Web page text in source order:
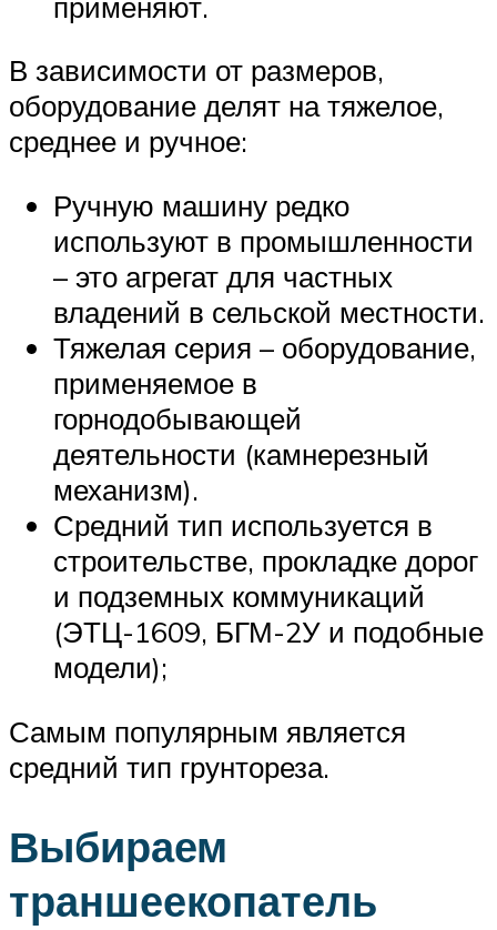
В зависимости от размеров,
оборудование делят на тяжелое,
среднее и ручное:
Ручную машину редко
используют в промышленности
– это агрегат для частных
владений в сельской местности.
Тяжелая серия – оборудование,
применяемое в
горнодобывающей
деятельности (камнерезный
механизм).
Средний тип используется в
строительстве, прокладке дорог
и подземных коммуникаций
(ЭТЦ-1609, БГМ-2У и подобные
модели);
Самым популярным является
средний тип грунтореза.
Выбираем
траншеекопатель